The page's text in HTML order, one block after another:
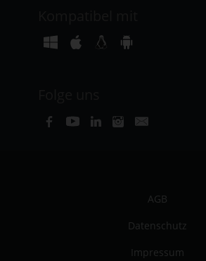
AGB
Datenschutz
Impressum